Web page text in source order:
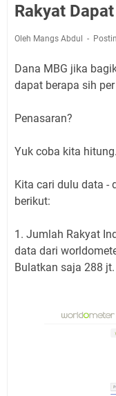
Rakyat
Oleh Mangs Abdul
Dana MBG jika
dapat berapa sih
Penasaran?
Yuk coba kita hitung.
Kita cari dulu data -
berikut:
1. Jumlah Rakyat
data dari
Bulatkan saja 288